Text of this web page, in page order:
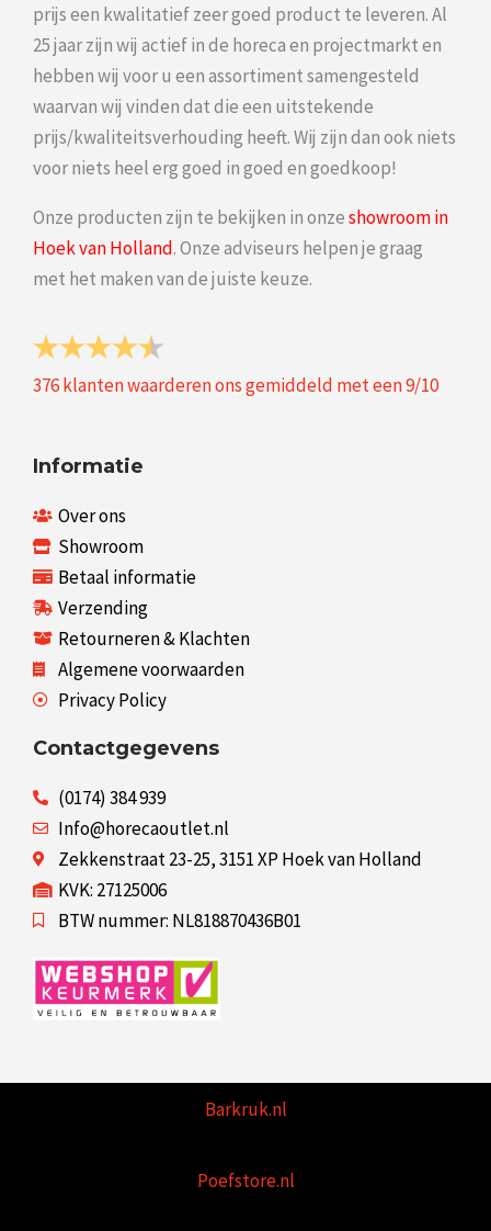
prijs een kwalitatief zeer goed product te leveren. Al
25 jaar zijn wij actief in de horeca en projectmarkt en
hebben wij voor u een assortiment samengesteld
waarvan wij vinden dat die een uitstekende
prijs/kwaliteitsverhouding heeft. Wij zijn dan ook niets
voor niets heel erg goed in goed en goedkoop!
Onze producten zijn te bekijken in onzeshowroom in
Hoek van Holland. Onze adviseurs helpen je graag
met het maken van de juiste keuze.
376klanten waarderen ons gemiddeld met een9/10
Informatie
Over ons
Showroom
Betaal informatie
Verzending
Retourneren & Klachten
Algemene voorwaarden
Privacy Policy
Contactgegevens
(0174) 384 939
Info@horecaoutlet.nl
Zekkenstraat 23-25, 3151 XP Hoek van Holland
KVK: 27125006
BTW nummer: NL818870436B01
Barkruk.nl
Poefstore.nl